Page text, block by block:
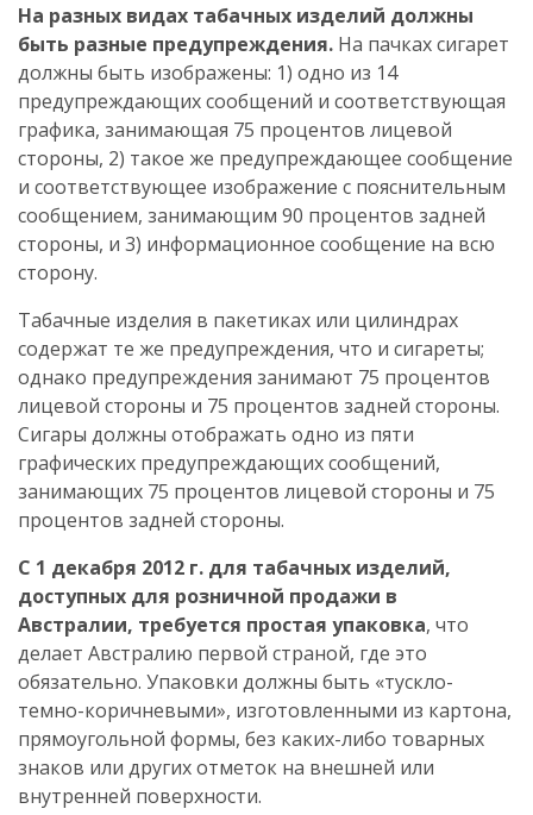
На разных видах табачных изделий должны
быть разные предупреждения. На пачках сигарет
должны быть изображены: 1) одно из 14
предупреждающих сообщений и соответствующая
графика, занимающая 75 процентов лицевой
стороны, 2) такое же предупреждающее сообщение
и соответствующее изображение с пояснительным
сообщением, занимающим 90 процентов задней
стороны, и 3) информационное сообщение на всю
сторону.
Табачные изделия в пакетиках или цилиндрах
содержат те же предупреждения, что и сигареты;
однако предупреждения занимают 75 процентов
лицевой стороны и 75 процентов задней стороны.
Сигары должны отображать одно из пяти
графических предупреждающих сообщений,
занимающих 75 процентов лицевой стороны и 75
процентов задней стороны.
С 1 декабря 2012 г. для табачных изделий,
доступных для розничной продажи в
Австралии, требуется простая упаковка, что
делает Австралию первой страной, где это
обязательно. Упаковки должны быть «тускло-
темно-коричневыми», изготовленными из картона,
прямоугольной формы, без каких-либо товарных
знаков или других отметок на внешней или
внутренней поверхности.